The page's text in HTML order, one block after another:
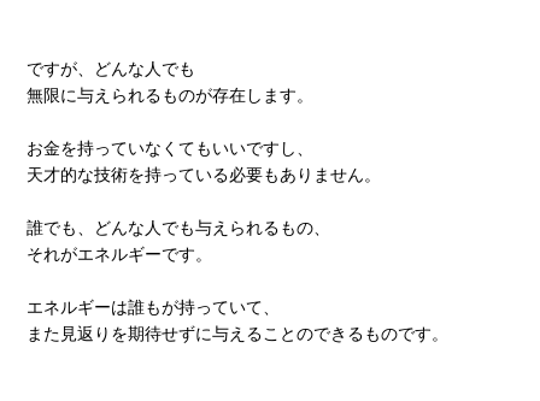
ですが、どんな人でも
無限に与えられるものが存在します。
お金を持っていなくてもいいですし、
天才的な技術を持っている必要もありません。
誰でも、どんな人でも与えられるもの、
それがエネルギーです。
エネルギーは誰もが持っていて、
また見返りを期待せずに与えることのできるものです。